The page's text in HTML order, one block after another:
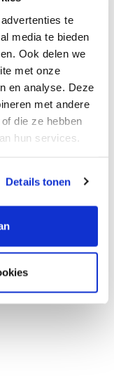
te
media te bieden
Ook delen we
met onze
en analyse. Deze
met andere
die ze hebben
hun services.
Details tonen
zullen
op nieuwe
digitale oplichting
en het boek
door middel
en methodische
waarbij
zal ingaan op
is.